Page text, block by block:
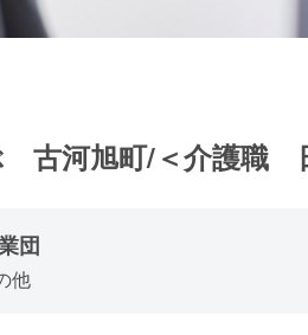
古河旭町/＜介護職
団
他